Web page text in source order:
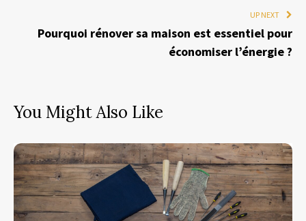
UP NEXT
Pourquoi rénover sa maison est essentiel pour
économiser l’énergie ?
You Might Also Like